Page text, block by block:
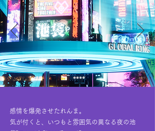
感情を爆発させたれんま。
気が付くと、いつもと雰囲気の異なる夜の池